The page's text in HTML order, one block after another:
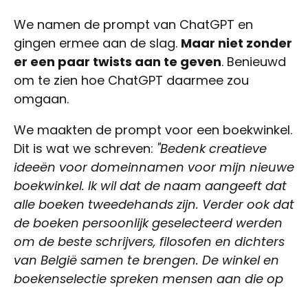
We namen de prompt van ChatGPT en
gingen ermee aan de slag. Maar niet zonder
er een paar twists aan te geven. Benieuwd
om te zien hoe ChatGPT daarmee zou
omgaan.
We maakten de prompt voor een boekwinkel.
Dit is wat we schreven: "Bedenk creatieve
ideeën voor domeinnamen voor mijn nieuwe
boekwinkel. Ik wil dat de naam aangeeft dat
alle boeken tweedehands zijn. Verder ook dat
de boeken persoonlijk geselecteerd werden
om de beste schrijvers, filosofen en dichters
van België samen te brengen. De winkel en
boekenselectie spreken mensen aan die op